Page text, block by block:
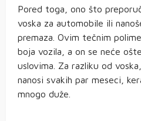
Pored toga, ono što
voska za automobile ili
premaza. Ovim tečnim
boja vozila, a on se neće
uslovima. Za razliku od
nanosi svakih par meseci,
mnogo duže.